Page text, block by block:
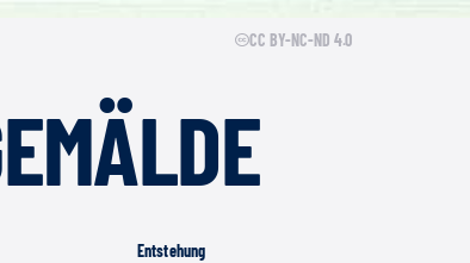
CC BY-NC-ND 4.0
Entstehung